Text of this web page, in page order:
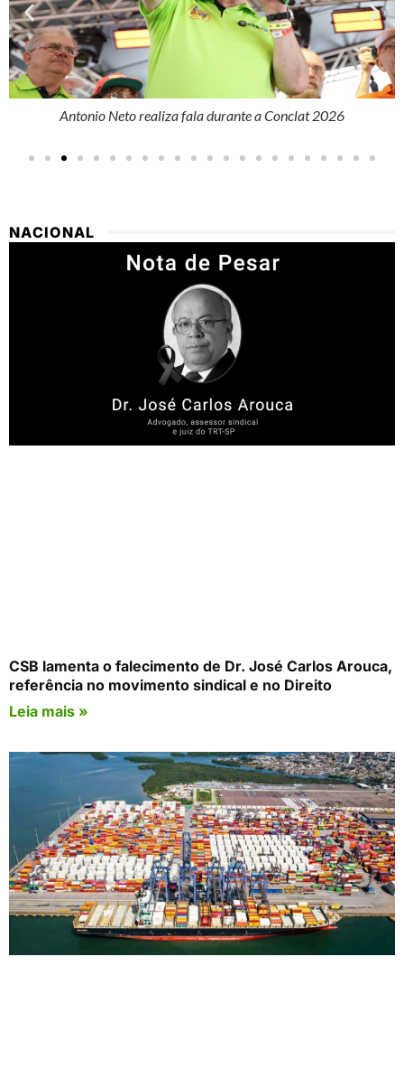
Antonio Neto realiza fala durante a Conclat 2026
NACIONAL
CSB lamenta o falecimento de Dr. José Carlos Arouca,
referência no movimento sindical e no Direito
Leia mais »